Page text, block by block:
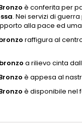
è conferita per
. Nei servizi di
alla pace ed
raffigura al
a rilievo cinta
è appesa al
è disponibile nel